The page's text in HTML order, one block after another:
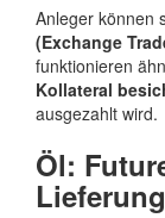
Anleger können
(Exchange
funktionieren
Kollateral
ausgezahlt wird.
Öl:
Lieferung